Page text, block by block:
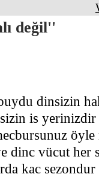
değil''
dinsizin
is yerinizdir
dinc vücut her
kac